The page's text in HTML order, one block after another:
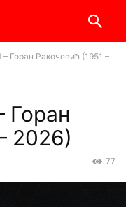
Ракочевић (1951 –
2026)
77